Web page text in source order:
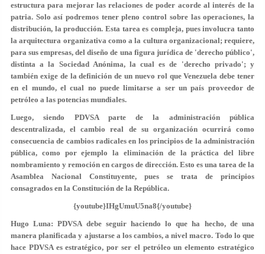
estructura para mejorar las relaciones de poder acorde al interés de la
patria. Solo así podremos tener pleno control sobre las operaciones, la
distribución, la producción. Esta tarea es compleja, pues involucra tanto
la arquitectura organizativa como a la cultura organizacional; requiere,
para sus empresas, del diseño de una figura jurídica de 'derecho público',
distinta a la Sociedad Anónima, la cual es de 'derecho privado'; y
también exige de la definición de un nuevo rol que Venezuela debe tener
en el mundo, el cual no puede limitarse a ser un país proveedor de
petróleo a las potencias mundiales.
Luego, siendo PDVSA parte de la administración pública
descentralizada, el cambio real de su organización ocurrirá como
consecuencia de cambios radicales en los principios de la administración
pública, como por ejemplo la eliminación de la práctica del libre
nombramiento y remoción en cargos de dirección. Esto es una tarea de la
Asamblea Nacional Constituyente, pues se trata de principios
consagrados en la Constitución de la República.
{youtube}IHgUmuU5na8{/youtube}
Hugo Luna: PDVSA debe seguir haciendo lo que ha hecho, de una
manera planificada y ajustarse a los cambios, a nivel macro. Todo lo que
hace PDVSA es estratégico, por ser el petróleo un elemento estratégico